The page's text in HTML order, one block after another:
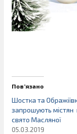
Пов’язано
Шостка та
запрошують містян
свято Масляної
05.03.2019